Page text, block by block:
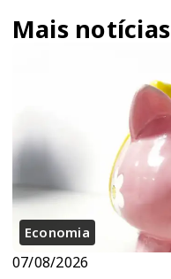
Mais notícias
Economia
07/08/2026